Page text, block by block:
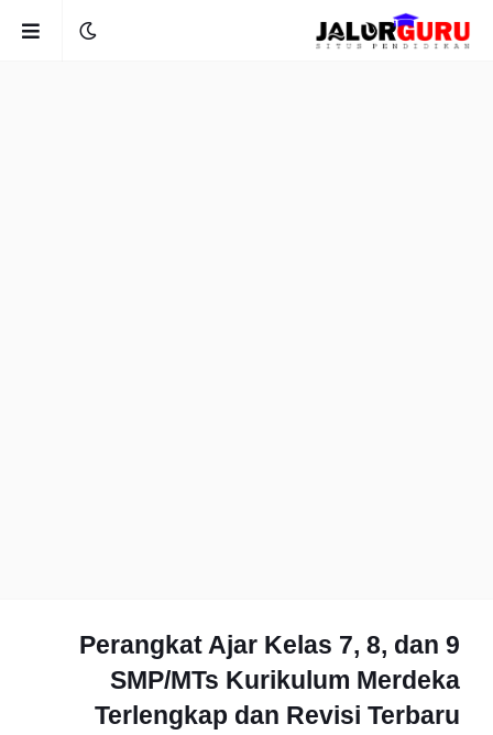
Perangkat Ajar Kelas 7, 8, dan 9
SMP/MTs Kurikulum Merdeka
Terlengkap dan Revisi Terbaru